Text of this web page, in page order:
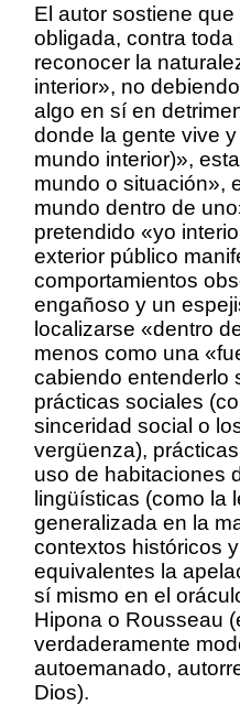
El autor sostiene
obligada, contra
reconocer la
interior», no
algo en sí en
donde la gente vive
mundo interior)»,
mundo o situación»,
mundo dentro de
pretendido «yo
exterior público
comportamientos
engañoso y un
localizarse «dentro
menos como una
cabiendo entenderlo
prácticas sociales
sinceridad social o
vergüenza),
uso de habitaciones
lingüísticas (como la
generalizada en la
contextos históricos
equivalentes la
sí mismo en el
Hipona o Rousseau
verdaderamente
autoemanado,
Dios).